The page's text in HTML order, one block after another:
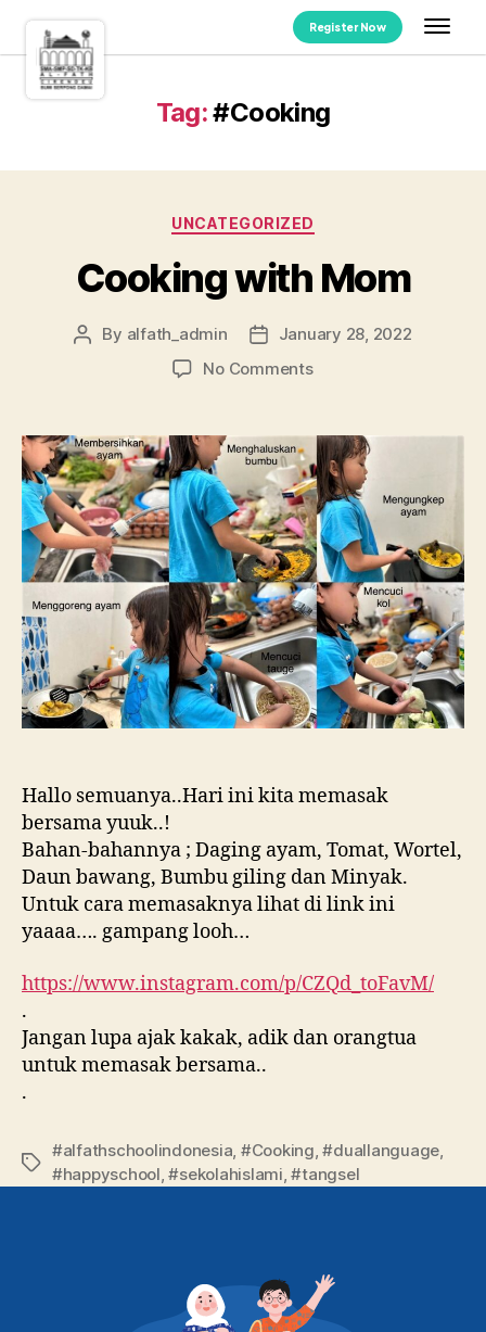
Register Now
Tag:#Cooking
UNCATEGORIZED
Cooking with Mom
By alfath_admin
January 28, 2022
No Comments
Hallo semuanya..Hari ini kita memasak
bersama yuuk..!
Bahan-bahannya ; Daging ayam, Tomat, Wortel,
Daun bawang, Bumbu giling dan Minyak.
Untuk cara memasaknya lihat di link ini
yaaaa…. gampang looh…
https://www.instagram.com/p/CZQd_toFavM/
.
Jangan lupa ajak kakak, adik dan orangtua
untuk memasak bersama..
.
#alfathschoolindonesia, #Cooking,#duallanguage,
#happyschool,#sekolahislami,#tangsel